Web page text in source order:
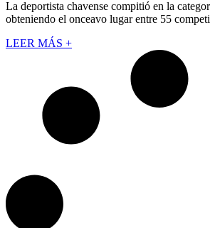
La deportista chavense compitió en la
obteniendo el onceavo lugar entre 55
LEER MÁS +